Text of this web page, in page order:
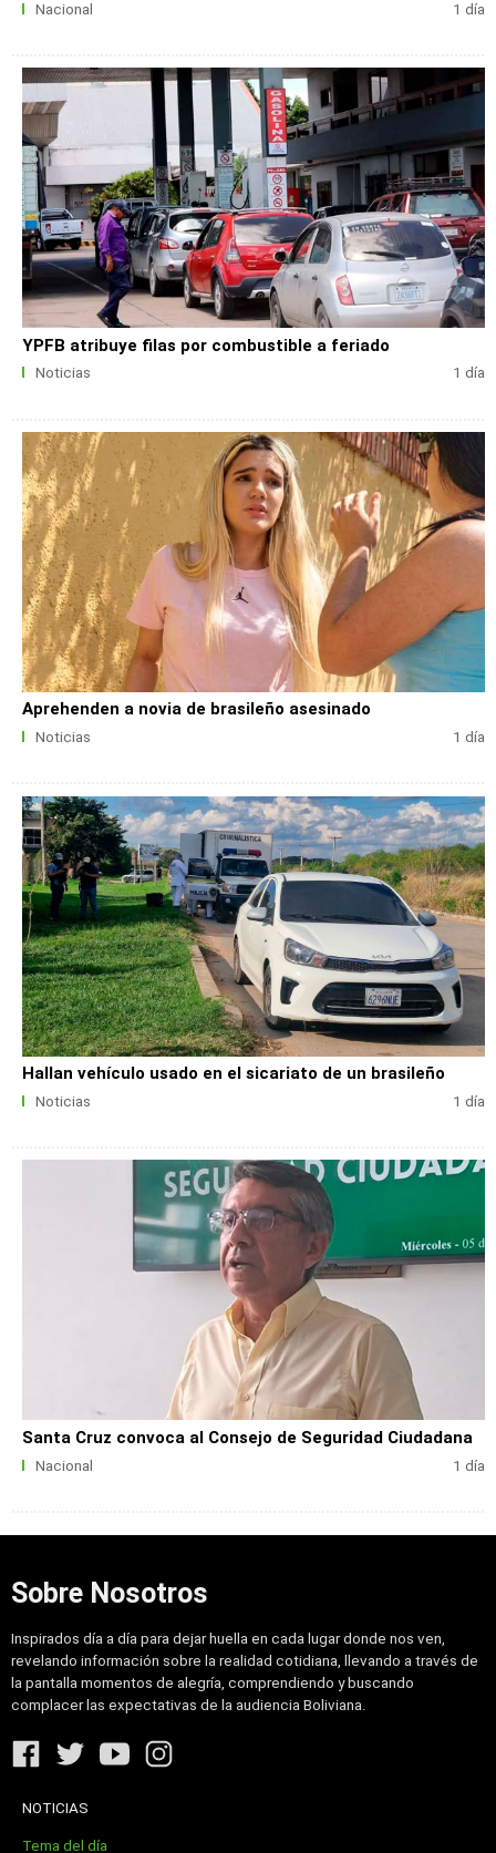
Nacional 1 día
YPFB atribuye filas por combustible a feriado
Noticias 1 día
Aprehenden a novia de brasileño asesinado
Noticias 1 día
Hallan vehículo usado en el sicariato de un brasileño
Noticias 1 día
Santa Cruz convoca al Consejo de Seguridad Ciudadana
Nacional 1 día
Sobre Nosotros
Inspirados día a día para dejar huella en cada lugar donde nos ven,
revelando información sobre la realidad cotidiana, llevando a través de
la pantalla momentos de alegría, comprendiendo y buscando
complacer las expectativas de la audiencia Boliviana.
NOTICIAS
Tema del día